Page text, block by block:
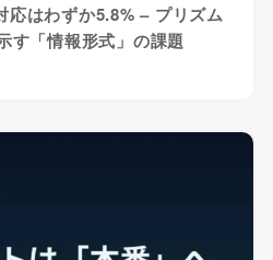
応はわずか5.8% – プリズム
す「情報形式」の課題